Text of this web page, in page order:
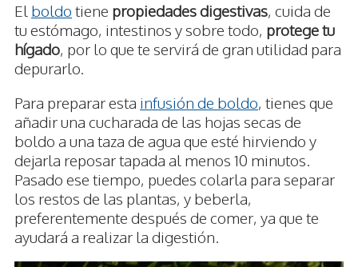
El boldo tiene propiedades digestivas, cuida de
tu estómago, intestinos y sobre todo, protege tu
hígado, por lo que te servirá de gran utilidad para
depurarlo.
Para preparar esta infusión de boldo, tienes que
añadir una cucharada de las hojas secas de
boldo a una taza de agua que esté hirviendo y
dejarla reposar tapada al menos 10 minutos.
Pasado ese tiempo, puedes colarla para separar
los restos de las plantas, y beberla,
preferentemente después de comer, ya que te
ayudará a realizar la digestión.